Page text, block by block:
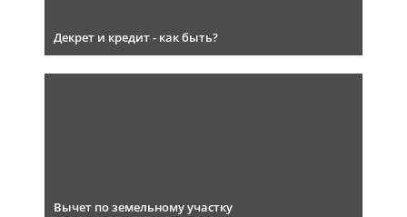
Декрет и кредит - как быть?
Вычет по земельному участку